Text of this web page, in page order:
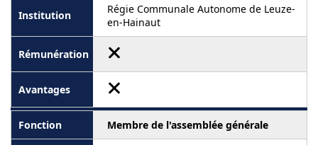
Régie Communale Autonome de Leuze-
en-Hainaut
Membre de l'assemblée générale